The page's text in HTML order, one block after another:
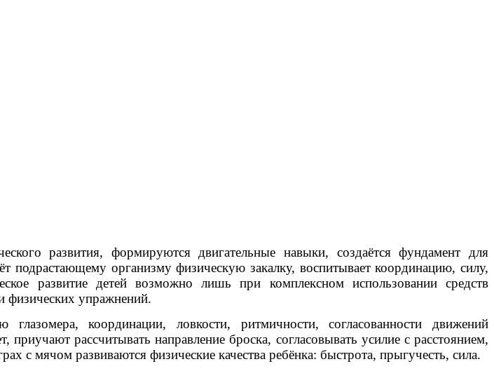
развития, формируются двигательные навыки, создаётся фундамент для
подрастающему организму физическую закалку, воспитывает координацию, силу,
развитие детей возможно лишь при комплексном использовании средств
физических упражнений.
координации, ловкости, ритмичности, согласованности движений
рассчитывать направление броска, согласовывать усилие с расстоянием,
с мячом развиваются физические качества ребёнка: быстрота, прыгучесть, сила.